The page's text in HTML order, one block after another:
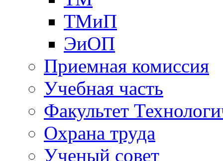
ТМиП
ЭиОП
Приемная комиссия
Учебная часть
Факультет
Охрана труда
Ученый совет